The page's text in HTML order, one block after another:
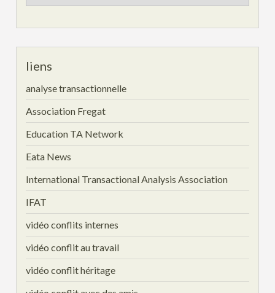
archives
liens
analyse transactionnelle
Association Fregat
Education TA Network
Eata News
International Transactional Analysis Association
IFAT
vidéo conflits internes
vidéo conflit au travail
vidéo conflit héritage